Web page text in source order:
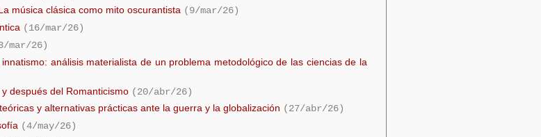
música clásica como mito oscurantista (9/mar/26)
(16/mar/26)
mar/26)
análisis materialista de un problema metodológico de las ciencias de la
después del Romanticismo (20/abr/26)
y alternativas prácticas ante la guerra y la globalización (27/abr/26)
(4/may/26)